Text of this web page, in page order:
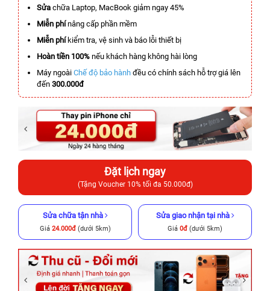
Sửa chữa Laptop, MacBook giảm ngay 45%
Miễn phínâng cấp phần mềm
Miễn phíkiểm tra, vệ sinh và báo lỗi thiết bị
Hoàn tiền 100% nếu khách hàng không hài lòng
Máy ngoài Chế độ bảo hành đều có chính sách hỗ trợ giá lên
đến 300.000đ
Đặt lịch ngay
(Tặng Voucher 10% tối đa 50.000đ)
Sửa chữa tận nhà
Giá 24.000đ(dưới 5km)
Sửa giao nhận tại nhà
Giá 0đ (dưới 5km)